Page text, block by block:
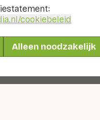
/cookiebeleid
Alleen noodzakelijk